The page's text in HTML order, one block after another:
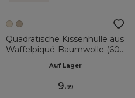
Quadratische Kissenhülle aus
Waffelpiqué-Baumwolle (60
Auf Lager
9.99